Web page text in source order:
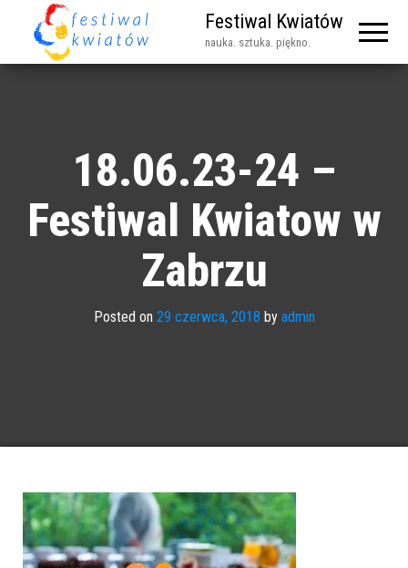
Festiwal Kwiatów
nauka. sztuka. piękno.
18.06.23-24 –
Festiwal Kwiatow w
Zabrzu
Posted on 29 czerwca, 2018 by admin